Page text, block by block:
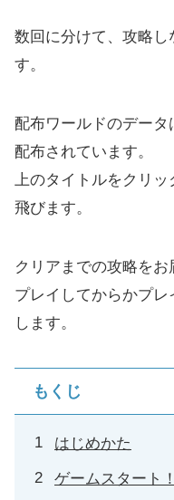
数回に分けて、攻略し
す。
配布ワールドのデー
配布されています。
上のタイトルをクリ
飛びます。
クリアまでの攻略を
プレイしてからかプ
します。
もくじ
はじめかた
ゲームスタート！